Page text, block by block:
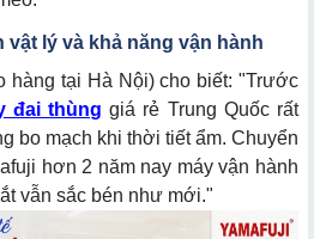
vật lý và khả năng vận hành
hàng tại Hà Nội) cho biết: "Trước
đai thùng giá rẻ Trung Quốc rất
bo mạch khi thời tiết ẩm. Chuyển
hơn 2 năm nay máy vận hành
vẫn sắc bén như mới."